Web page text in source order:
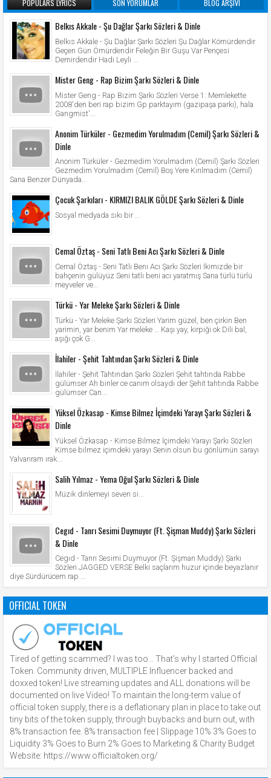
POPULARS LYRICS SON YORUMLAR BLOG ARŞIVI
Belkıs Akkale - Şu Dağlar Şarkı Sözleri & Dinle
Belkıs Akkale - Şu Dağlar Şarkı Sözleri Şu Dağlar Kömürdendir
Geçen Gün Ömürdendir Feleğin Bir Guşu Var Pençesi
Demirdendir Hadi Leyli ...
Mister Geng - Rap Bizim Şarkı Sözleri & Dinle
Mister Geng - Rap Bizim Şarkı Sözleri Verse 1: Memlekette
2008'den beri rap bizim Gp parktayım (gazipaşa parkı), hala
Gangmist'...
Anonim Türküler - Gezmedim Yorulmadım (Cemil) Şarkı Sözleri &
Dinle
Anonim Türküler - Gezmedim Yorulmadım (Cemil) Şarkı Sözleri
Gezmedim Yorulmadım (Cemil) Boş Yere Kırılmadım (Cemil)
Sana Benzer Dünyada...
Çocuk Şarkıları - KIRMIZI BALIK GÖLDE Şarkı Sözleri & Dinle
Sosyal medyada sıkı bir ...
Cemal Öztaş - Seni Tatlı Beni Acı Şarkı Sözleri & Dinle
Cemal Öztaş - Seni Tatlı Beni Acı Şarkı Sözleri İkimizde bir
bahçenin gülüyüz Seni tatlı beni acı yaratmış Sana türlü türlü
meyveler ve...
Türkü - Yar Meleke Şarkı Sözleri & Dinle
Türkü - Yar Meleke Şarkı Sözleri Yarim güzel, ben çirkin Ben
yarimin, yar benim Yar meleke … Kaşı yay, kirpiği ok Dili bal,
aşığı çok G...
İlahiler - Şehit Tahtından Şarkı Sözleri & Dinle
İlahiler - Şehit Tahtından Şarkı Sözleri Şehit tahtında Rabbe
gülümser Ah binler ce canım olsaydı der Şehit tahtında Rabbe
gülümser Can...
Yüksel Özkasap - Kimse Bilmez İçimdeki Yarayı Şarkı Sözleri &
Dinle
Yüksel Özkasap - Kimse Bilmez İçimdeki Yarayı Şarkı Sözleri
Kimse bilmez içimdeki yarayı Senin olsun bu gönlümün sarayı
Yalvarıram ırak...
Salih Yılmaz - Yema Oğul Şarkı Sözleri & Dinle
Müzik dinlemeyi seven si...
Cegıd - Tanrı Sesimi Duymuyor (Ft. Şişman Muddy) Şarkı Sözleri
& Dinle
Cegıd - Tanrı Sesimi Duymuyor (Ft. Şişman Muddy) Şarkı
Sözleri JAGGED VERSE Belki saçlarım huzur içinde beyazlanır
diye Sürdürücem rap ...
OFFICIAL TOKEN
Tired of getting scammed? I was too… That’s why I started Official
Token. Community driven, MULTIPLE Influencer backed and
doxxed token! Live streaming updates and ALL donations will be
documented on live Video! To maintain the long-term value of
official token supply, there is a deflationary plan in place to take out
tiny bits of the token supply, through buybacks and burn out, with
8% transaction fee. 8% transaction fee | Slippage 10% 3% Goes to
Liquidity 3% Goes to Burn 2% Goes to Marketing & Charity Budget
Website: https://www.officialtoken.org/